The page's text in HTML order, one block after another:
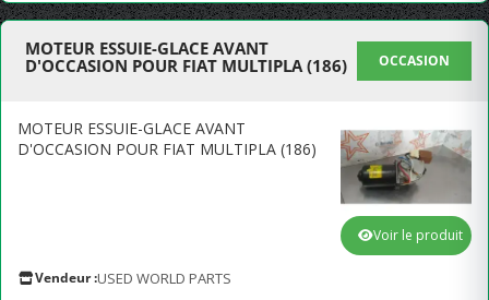
MOTEUR ESSUIE-GLACE AVANT
D'OCCASION POUR FIAT MULTIPLA (186)
OCCASION
MOTEUR ESSUIE-GLACE AVANT
D'OCCASION POUR FIAT MULTIPLA (186)
Vendeur :USED WORLD PARTS
Voir le produit